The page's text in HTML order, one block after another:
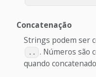
Concatenação
Strings podem ser
..
. Números são
quando